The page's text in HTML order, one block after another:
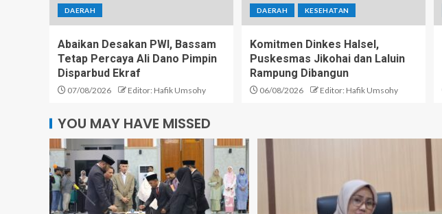
DAERAH
Abaikan Desakan PWI, Bassam
Tetap Percaya Ali Dano Pimpin
Disparbud Ekraf
07/08/2026 Editor: Hafik Umsohy
DAERAH KESEHATAN
Komitmen Dinkes Halsel,
Puskesmas Jikohai dan Laluin
Rampung Dibangun
06/08/2026 Editor: Hafik Umsohy
YOU MAY HAVE MISSED